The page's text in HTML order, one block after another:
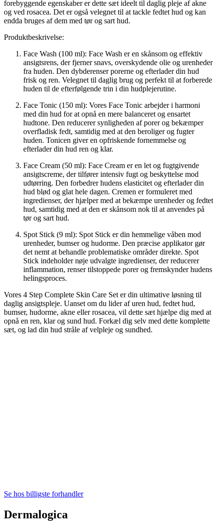
forebyggende egenskaber er dette sæt ideelt til daglig pleje af akne
og ved rosacea. Det er også velegnet til at tackle fedtet hud og kan
endda bruges af dem med tør og sart hud.
Produktbeskrivelse:
Face Wash (100 ml): Face Wash er en skånsom og effektiv
ansigtsrens, der fjerner snavs, overskydende olie og urenheder
fra huden. Den dybderenser porerne og efterlader din hud
frisk og ren. Velegnet til daglig brug og perfekt til at forberede
huden til de efterfølgende trin i din hudplejerutine.
Face Tonic (150 ml): Vores Face Tonic arbejder i harmoni
med din hud for at opnå en mere balanceret og ensartet
hudtone. Den reducerer synligheden af porer og bekæmper
overfladisk fedt, samtidig med at den beroliger og fugter
huden. Tonicen giver en opfriskende fornemmelse og
efterlader din hud ren og klar.
Face Cream (50 ml): Face Cream er en let og fugtgivende
ansigtscreme, der tilfører intensiv fugt og beskyttelse mod
udtørring. Den forbedrer hudens elasticitet og efterlader din
hud blød og glat hele dagen. Cremen er formuleret med
ingredienser, der hjælper med at bekæmpe urenheder og fedtet
hud, samtidig med at den er skånsom nok til at anvendes på
tør og sart hud.
Spot Stick (9 ml): Spot Stick er din hemmelige våben mod
urenheder, bumser og hudorme. Den præcise applikator gør
det nemt at behandle problematiske områder direkte. Spot
Stick indeholder nøje udvalgte ingredienser, der reducerer
inflammation, renser tilstoppede porer og fremskynder hudens
helingsproces.
Vores 4 Step Complete Skin Care Set er din ultimative løsning til
daglig ansigtspleje. Uanset om du lider af uren hud, fedtet hud,
bumser, hudorme, akne eller rosacea, vil dette sæt hjælpe dig med at
opnå en ren, klar og sund hud. Forkæl dig selv med dette komplette
sæt, og lad din hud stråle af velpleje og sundhed.
Se hos billigste forhandler
Dermalogica